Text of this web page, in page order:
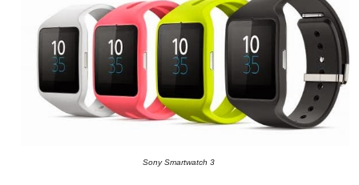
Sony Smartwatch 3